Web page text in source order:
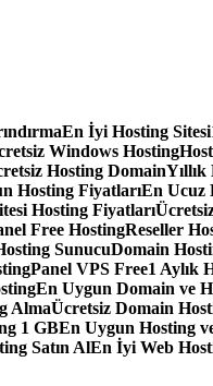
En İyi Hosting Sitesi
Windows Hosting
Hosting Domain
Hosting FiyatlarıEn Ucuz
Hosting Fiyatları
Free HostingReseller
SunucuDomain
Panel VPS Free1 Aylık
En Uygun Domain ve
AlmaÜcretsiz Domain
1 GBEn Uygun Hosting
Satın AlEn İyi Web